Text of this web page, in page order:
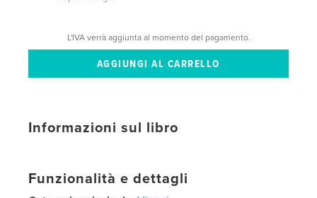
L'IVA verrà aggiunta al momento del pagamento.
Informazioni sul libro
Funzionalità e dettagli